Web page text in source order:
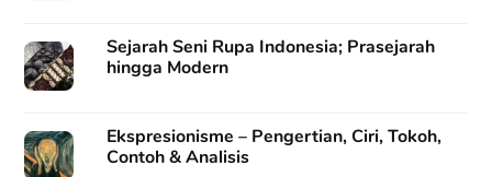
Sejarah Seni Rupa Indonesia; Prasejarah
hingga Modern
Ekspresionisme – Pengertian, Ciri, Tokoh,
Contoh & Analisis